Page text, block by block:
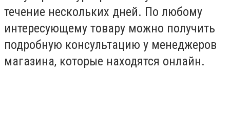
течение нескольких дней. По любому
интересующему товару можно получить
подробную консультацию у менеджеров
магазина, которые находятся онлайн.